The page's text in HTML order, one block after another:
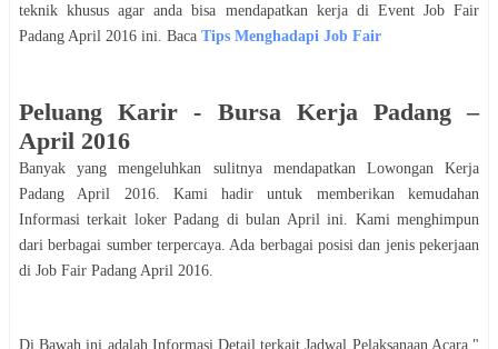
teknik khusus agar anda bisa mendapatkan kerja di Event Job Fair
Padang April 2016 ini. Baca Tips Menghadapi Job Fair
Peluang Karir - Bursa Kerja Padang–
April 2016
Banyak yang mengeluhkan sulitnya mendapatkan Lowongan Kerja
Padang
April 2016. Kami hadir untuk memberikan kemudahan
Informasi terkait lokerPadang di bulan April ini. Kami menghimpun
dari berbagai sumber terpercaya. Ada berbagai posisi dan jenis pekerjaan
di Job Fair Padang April 2016
Di Bawah ini adalah Informasi Detail terkait Jadwal Pelaksanaan Acara "